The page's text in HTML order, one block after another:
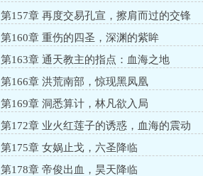
第157章 再度交易孔宣，擦肩而过的交锋
第160章 重伤的四圣，深渊的紫眸
第163章 通天教主的指点：血海之地
第166章 洪荒南部，惊现黑凤凰
第169章 洞悉算计，林凡欲入局
第172章 业火红莲子的诱惑，血海的震动
第175章 女娲止戈，六圣降临
第178章 帝俊出血，昊天降临